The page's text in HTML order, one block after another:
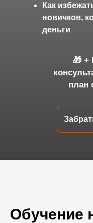
🎁 +
план
Как
новичков,
деньги
Обучение